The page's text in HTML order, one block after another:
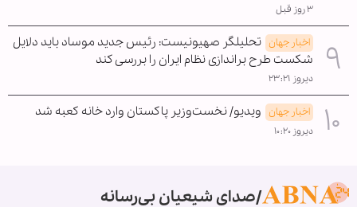
۳ روز قبل
اخبار جهان تحلیلگر صهیونیست: رئیس جدید موساد باید دلایل
شکست طرح براندازی نظام ایران را بررسی کند
دیروز ۲۳:۲۱
اخبار جهان ویدیو/ نخست‌وزیر پاکستان وارد خانه کعبه شد
دیروز ۱۰:۲۰
صدای شیعیان بی‌رسانه